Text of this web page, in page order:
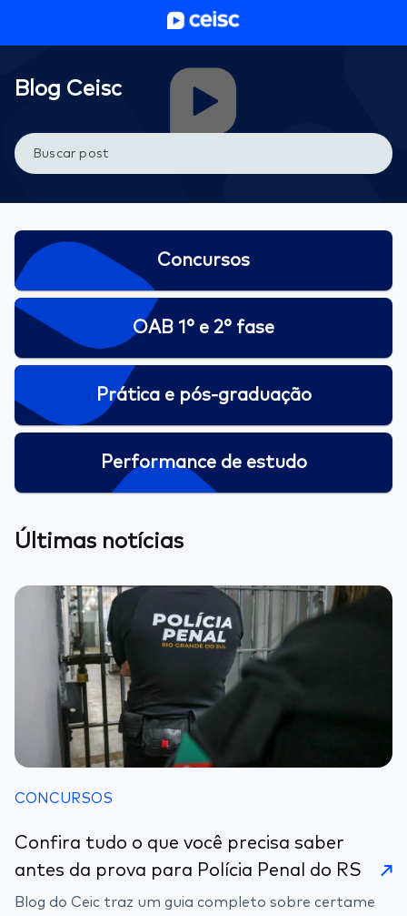
Blog Ceisc
Concursos
OAB 1° e 2° fase
Prática e pós-graduação
Performance de estudo
Últimas notícias
CONCURSOS
Confira tudo o que você precisa saber
antes da prova para Polícia Penal do RS
Blog do Ceic traz um guia completo sobre certame
Blog Ceisc | Dicas sobre OAB, concursos e prática jurídica